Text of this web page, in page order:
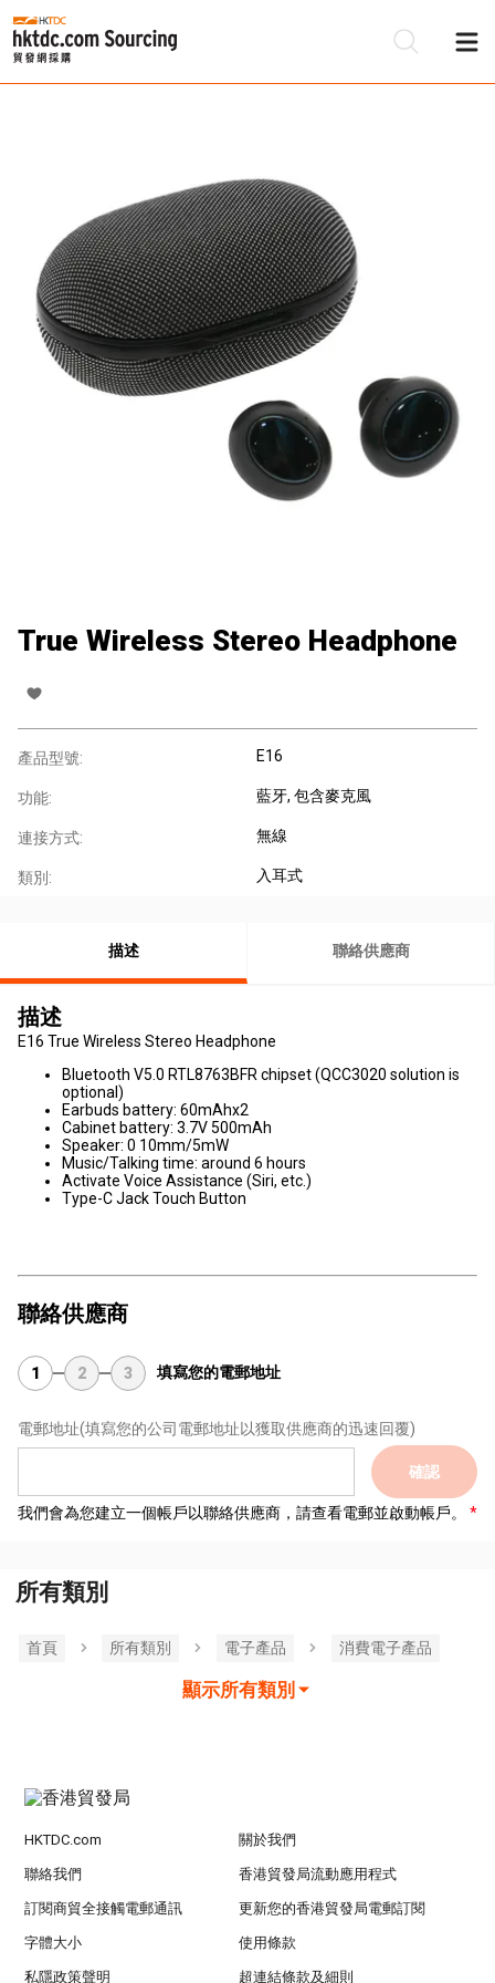
True Wireless Stereo Headphone
產品型號: E16
功能: 藍牙, 包含麥克風
連接方式: 無線
類別: 入耳式
描述 聯絡供應商
描述
E16 True Wireless Stereo Headphone
Bluetooth V5.0 RTL8763BFR chipset (QCC3020 solution is
optional)
Earbuds battery: 60mAhx2
Cabinet battery: 3.7V 500mAh
Speaker: 0 10mm/5mW
Music/Talking time: around 6 hours
Activate Voice Assistance (Siri, etc.)
Type-C Jack Touch Button
聯絡供應商
1 2 3 填寫您的電郵地址
電郵地址(填寫您的公司電郵地址以獲取供應商的迅速回覆)
確認
我們會為您建立一個帳戶以聯絡供應商，請查看電郵並啟動帳戶。
所有類別
首頁 所有類別 電子產品 消費電子產品
顯示所有類別
HKTDC.com 關於我們
聯絡我們 香港貿發局流動應用程式
訂閱商貿全接觸電郵通訊 更新您的香港貿發局電郵訂閱
字體大小 使用條款
私隱政策聲明 超連結條款及細則